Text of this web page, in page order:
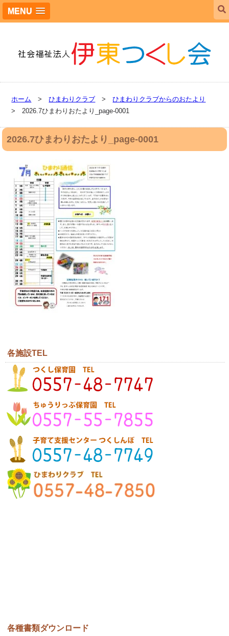
MENU
ホーム >ひまわりクラブ >ひまわりクラブからのおたより
> 2026.7ひまわりおたより_page-0001
2026.7ひまわりおたより_page-0001
各施設TEL
各種書類ダウンロード